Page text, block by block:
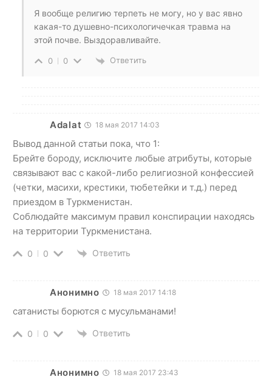
Я вообще религию терпеть не могу, но у вас явно
какая-то душевно-психологичечкая травма на
этой почве. Выздоравливайте.
0 0 Ответить
Adalat 18 мая 2017 14:03
Вывод данной статьи пока, что 1:
Брейте бороду, исключите любые атрибуты, которые
связывают вас с какой-либо религиозной конфессией
(четки, масихи, крестики, тюбетейки и т.д.) перед
приездом в Туркменистан.
Соблюдайте максимум правил конспирации находясь
на территории Туркменистана.
0 0 Ответить
Анонимно 18 мая 2017 14:18
сатанисты борются с мусульманами!
0 0 Ответить
Анонимно 18 мая 2017 23:43